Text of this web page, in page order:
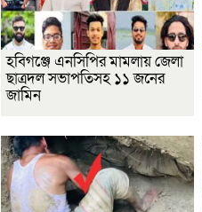
হবিগঞ্জে এনসিপির মামলায় জেলা
ছাত্রদল সভাপতিসহ ১১ জনের
জামিন